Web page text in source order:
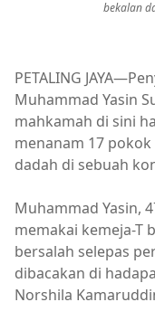
bekalan
PETALING
Muhammad Yasin
mahkamah di sini
menanam 17
dadah di sebuah
Muhammad Yasin,
memakai kemeja-T
bersalah selepas
dibacakan di
Norshila